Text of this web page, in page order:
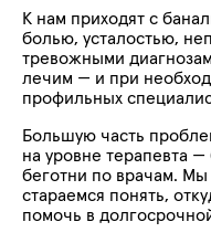
К нам приходят с
болью, усталостью,
тревожными
лечим — и при
профильных
Большую часть
на уровне терапевта
беготни по врачам.
стараемся понять,
помочь в